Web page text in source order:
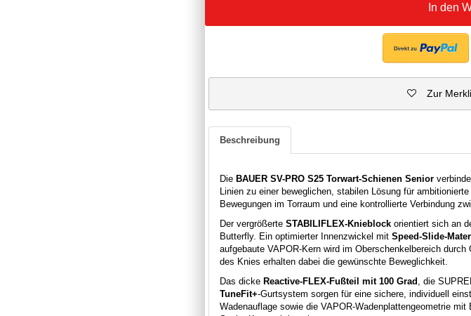
In den
Zur
Beschreibung
Die BAUER SV-PRO S25 Torwart-Schienen Senior
Linien zu einer beweglichen, stabilen Lösung für
Bewegungen im Torraum und eine kontrollierte Verbindung
Der vergrößerte STABILIFLEX-Knieblock orientiert sich an
Butterfly. Ein optimierter Innenzwickel mit Speed-Slide-
aufgebaute VAPOR-Kern wird im Oberschenkelbereich
des Knies erhalten dabei die gewünschte Beweglichkeit.
Das dicke Reactive-FLEX-Fußteil mit 100 Grad , die
TuneFit+-Gurtsystem sorgen für eine sichere, individuell
Wadenauflage sowie die VAPOR-Wadenplattengeometrie